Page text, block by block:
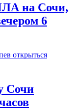
на Сочи,
6
Сочи